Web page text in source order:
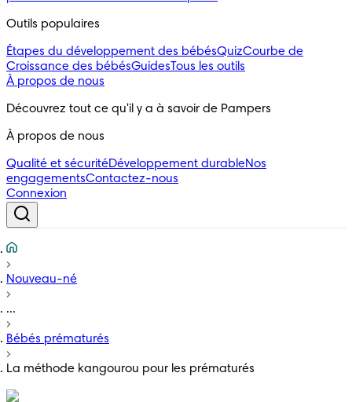
Outils populaires
Étapes du développement des bébésQuizCourbe de
Croissance des bébésGuidesTous les outils
À propos de nous
Découvrez tout ce qu'il y a à savoir de Pampers
À propos de nous
Qualité et sécuritéDéveloppement durableNos
engagementsContactez-nous
Connexion
Nouveau-né
...
Bébés prématurés
La méthode kangourou pour les prématurés